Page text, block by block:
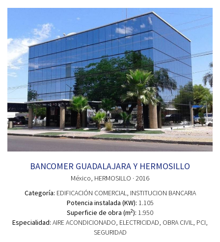
BANCOMER GUADALAJARA Y HERMOSILLO
México, HERMOSILLO · 2016
Categoría: EDIFICACIÓN COMERCIAL, INSTITUCION BANCARIA
Potencia instalada (KW): 1.105
Superficie de obra (m2): 1.950
Especialidad: AIRE ACONDICIONADO, ELECTRICIDAD, OBRA CIVIL, PCI,
SEGURIDAD